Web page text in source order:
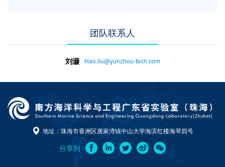
团队联系人
刘灏 Hao.liu@yunzhou-tech.com
地址：珠海市香洲区唐家湾镇中山大学海滨红楼海琴四号
分享到